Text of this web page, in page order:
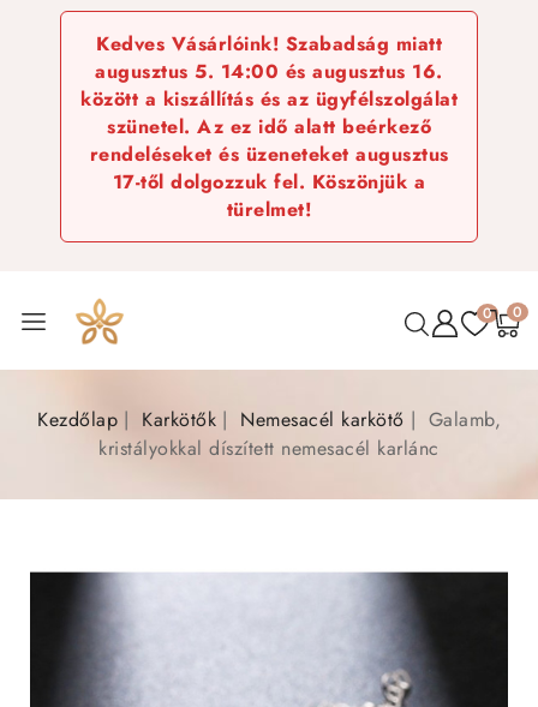
Kedves Vásárlóink! Szabadság miatt
augusztus 5. 14:00 és augusztus 16.
között a kiszállítás és az ügyfélszolgálat
szünetel. Az ez idő alatt beérkező
rendeléseket és üzeneteket augusztus
17-től dolgozzuk fel. Köszönjük a
türelmet!
0 0
Kezdőlap Karkötők Nemesacél karkötő
Galamb,
kristályokkal díszített nemesacél karlánc